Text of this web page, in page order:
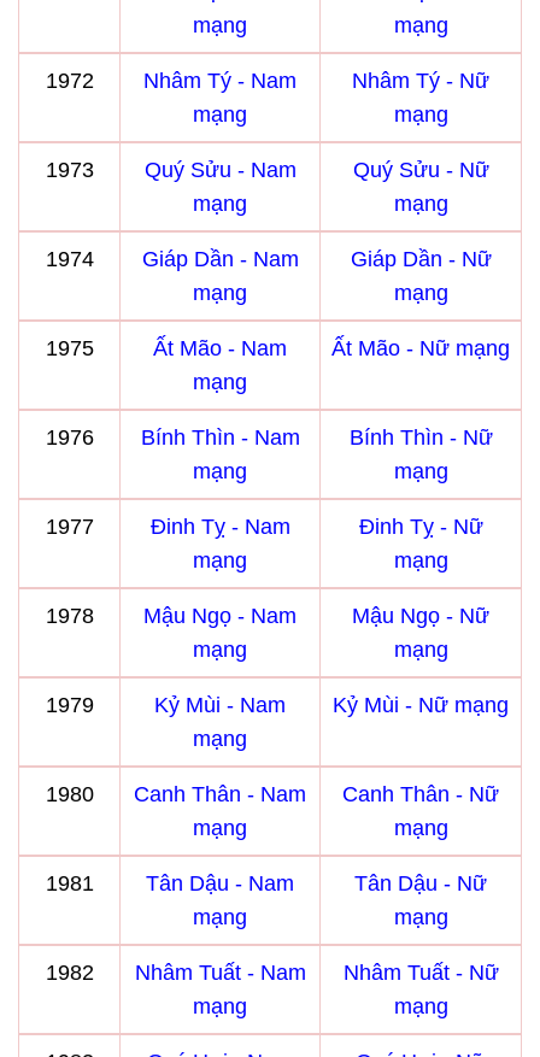
mạng
mạng
1972
Nhâm Tý - Nam
mạng
Nhâm Tý - Nữ
mạng
1973
Quý Sửu - Nam
mạng
Quý Sửu - Nữ
mạng
1974
Giáp Dần - Nam
mạng
Giáp Dần - Nữ
mạng
1975
Ất Mão - Nam
mạng
Ất Mão - Nữ mạng
1976
Bính Thìn - Nam
mạng
Bính Thìn - Nữ
mạng
1977
Đinh Tỵ - Nam
mạng
Đinh Tỵ - Nữ
mạng
1978
Mậu Ngọ - Nam
mạng
Mậu Ngọ - Nữ
mạng
1979
Kỷ Mùi - Nam
mạng
Kỷ Mùi - Nữ mạng
1980
Canh Thân - Nam
mạng
Canh Thân - Nữ
mạng
1981
Tân Dậu - Nam
mạng
Tân Dậu - Nữ
mạng
1982
Nhâm Tuất - Nam
mạng
Nhâm Tuất - Nữ
mạng